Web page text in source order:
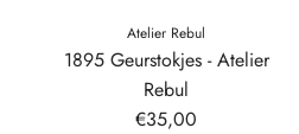
Atelier Rebul
1895 Geurstokjes - Atelier
Rebul
€35,00